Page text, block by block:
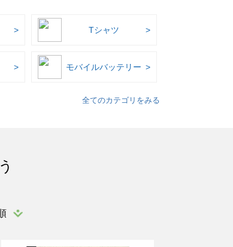
Tシャツ
モバイルバッテリー
全てのカテゴリをみる